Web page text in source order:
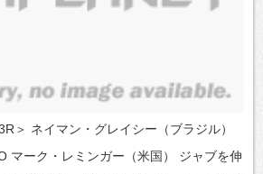
＞ ネイマン・グレイシー（ブラジル）
マーク・レミンガー（米国） ジャブを伸